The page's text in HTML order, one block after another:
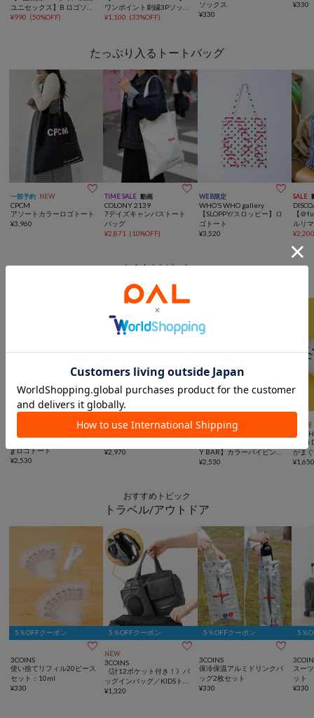
ユニセックス】B ロゴソッ
クス
¥990 (50%OFF)
ワンポイント刺繍3Pソック
ス②
¥1,100 (33%OFF)
ソックス
¥330
¥330
たっぷり入るトートバッグ
一部予約 NEW 
CPCM
アソートカラーロゴトート
¥3,960
TIME SALE 動画 
COLONY 2139
7デイズキャンバストート
バッグ
¥2,871 (10%OFF)
WEB限定 
WHO’S WHO gallery
【SLOPPY/スロッピー】ロ
ゴトート
¥3,520
SALE
【＠
ルリ
ント
¥
おすすめトピック
セクションファッショングッズ
BIRTHDAY BAR
g ロゴトート
¥2,530
WEB限定 
¥2,970
コラボ
BIRTHDAY BAR
Y BAR】カラーパイピング
トートバッグ
¥2,530
再入荷
mimi
がま
¥
おすすめトピック
トラベル/アウトドア
5％OFFクーポン

3COINS
使い捨てリフィル20ピース
セット：10ml
¥330
5％OFFクーポン
NEW 
3COINS
《計12ポケット付き！》バ
ッグインバッグ／KIDSトラ
ベル
¥1,320
5％OFFクーポン

3COINS
保冷保温アルミドリンクバ
ッグ2枚セット
¥330
5％
スー
ット
¥330